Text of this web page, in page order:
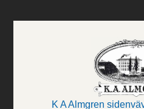
K A Almgren